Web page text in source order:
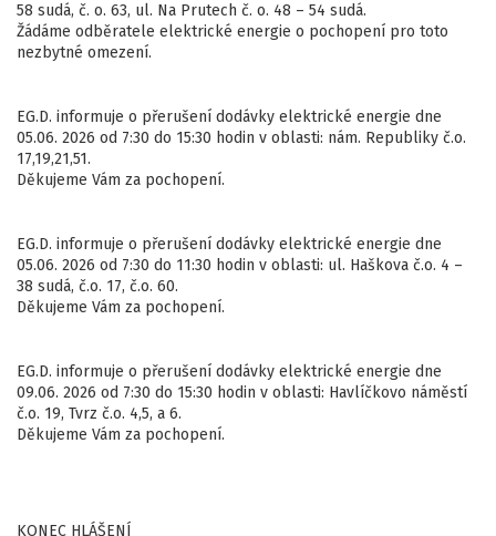
58 sudá, č. o. 63, ul. Na Prutech č. o. 48 – 54 sudá.
Žádáme odběratele elektrické energie o pochopení pro toto
nezbytné omezení.
EG.D. informuje o přerušení dodávky elektrické energie dne
05.06. 2026 od 7:30 do 15:30 hodin v oblasti: nám. Republiky č.o.
17,19,21,51.
Děkujeme Vám za pochopení.
EG.D. informuje o přerušení dodávky elektrické energie dne
05.06. 2026 od 7:30 do 11:30 hodin v oblasti: ul. Haškova č.o. 4 –
38 sudá, č.o. 17, č.o. 60.
Děkujeme Vám za pochopení.
EG.D. informuje o přerušení dodávky elektrické energie dne
09.06. 2026 od 7:30 do 15:30 hodin v oblasti: Havlíčkovo náměstí
č.o. 19, Tvrz č.o. 4,5, a 6.
Děkujeme Vám za pochopení.
KONEC HLÁŠENÍ